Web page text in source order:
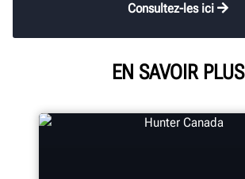
Consultez-les ici
EN SAVOIR PLUS